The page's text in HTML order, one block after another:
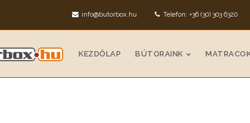
info@butorbox.hu Telefon: +36 (30) 303 6320
KEZDŐLAP BÚTORAINK